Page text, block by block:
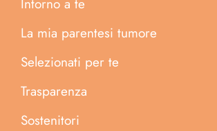
Intorno a te
La mia parentesi tumore
Selezionati per te
Trasparenza
Sostenitori